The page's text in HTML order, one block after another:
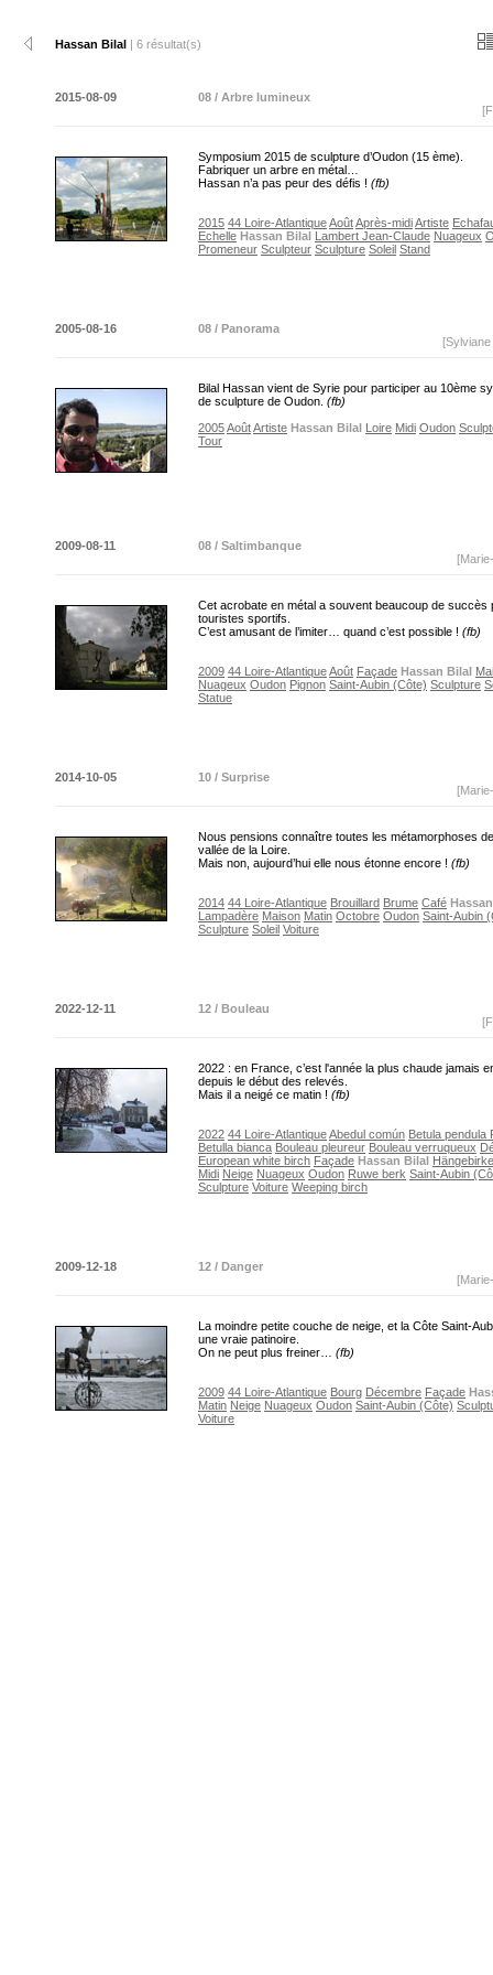
Hassan Bilal | 6 résultat(s)
2015-08-09
08 / Arbre lumineux
Symposium 2015 de sculpture d’Oudon (15 ème).
Fabriquer un arbre en métal…
Hassan n’a pas peur des défis ! (fb)
2015 44 Loire-AtlantiqueAoûtAprès-midiArtiste
Echelle Hassan Bilal Lambert Jean-Claude Nuageux
Promeneur Sculpteur Sculpture Soleil Stand
2005-08-16
08 / Panorama
Bilal Hassan vient de Syrie pour participer au 10ème
de sculpture de Oudon. (fb)
2005AoûtArtiste Hassan Bilal Loire Midi Oudon
Tour
2009-08-11
08 / Saltimbanque
Cet acrobate en métal a souvent beaucoup de succès
touristes sportifs.
C’est amusant de l’imiter… quand c’est possible ! (fb)
2009 44 Loire-AtlantiqueAoût Façade Hassan Bilal
Nuageux Oudon Pignon Saint-Aubin (Côte) Sculpture
Statue
2014-10-05
10 / Surprise
Nous pensions connaître toutes les métamorphoses
vallée de la Loire.
Mais non, aujourd’hui elle nous étonne encore ! (fb)
2014 44 Loire-Atlantique Brouillard Brume Café
Lampadère Maison Matin Octobre Oudon Saint-Aubin
Sculpture Soleil Voiture
2022-12-11
12 / Bouleau
2022 : en France, c’est l'année la plus chaude jamais
depuis le début des relevés.
Mais il a neigé ce matin ! (fb)
2022 44 Loire-AtlantiqueAbedul común Betula pendula
Betulla bianca Bouleau pleureur Bouleau verruqueux
European white birch Façade Hassan Bilal Hängebirke
Midi Neige Nuageux Oudon Ruwe berk Saint-Aubin
Sculpture Voiture Weeping birch
2009-12-18
12 / Danger
La moindre petite couche de neige, et la Côte Saint-
une vraie patinoire.
On ne peut plus freiner… (fb)
2009 44 Loire-Atlantique Bourg Décembre Façade
Matin Neige Nuageux Oudon Saint-Aubin (Côte)
Voiture